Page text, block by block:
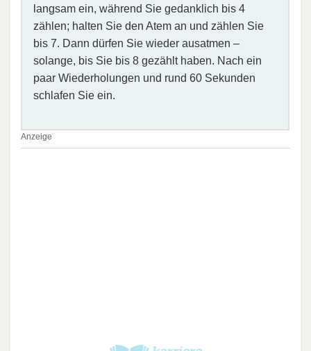
langsam ein, während Sie gedanklich bis 4
zählen; halten Sie den Atem an und zählen Sie
bis 7. Dann dürfen Sie wieder ausatmen –
solange, bis Sie bis 8 gezählt haben. Nach ein
paar Wiederholungen und rund 60 Sekunden
schlafen Sie ein.
Anzeige